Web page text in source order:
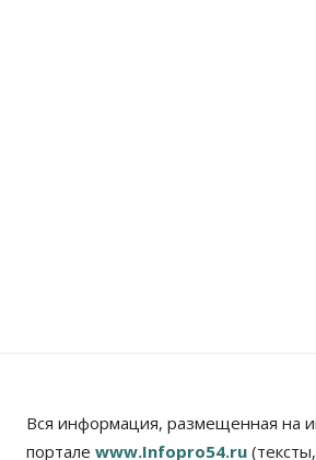
Вся информация, размещенная на
портале www.Infopro54.ru